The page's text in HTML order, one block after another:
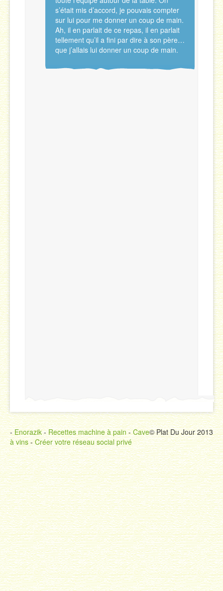
s’était mis d’accord, je pouvais compter
sur lui pour me donner un coup de main.
Ah, il en parlait de ce repas, il en parlait
tellement qu’il a fini par dire à son père…
que j’allais lui donner un coup de main.
© Plat Du Jour 2013
-Enorazik-Recettes machine à pain-Cave
à vins-Créer votre réseau social privé